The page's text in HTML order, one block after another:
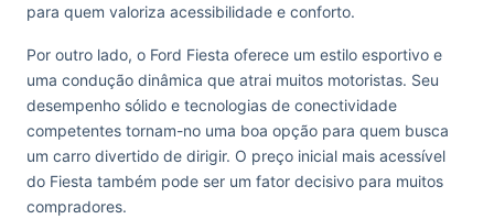
para quem valoriza acessibilidade e conforto.
Por outro lado, o Ford Fiesta oferece um estilo esportivo e
uma condução dinâmica que atrai muitos motoristas. Seu
desempenho sólido e tecnologias de conectividade
competentes tornam-no uma boa opção para quem busca
um carro divertido de dirigir. O preço inicial mais acessível
do Fiesta também pode ser um fator decisivo para muitos
compradores.